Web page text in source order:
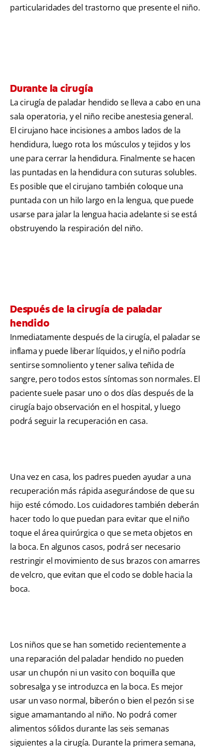
particularidades del trastorno que presente el niño.
Durante la cirugía
La cirugía de paladar hendido se lleva a cabo en una
sala operatoria, y el niño recibe anestesia general.
El cirujano hace incisiones a ambos lados de la
hendidura, luego rota los músculos y tejidos y los
une para cerrar la hendidura. Finalmente se hacen
las puntadas en la hendidura con suturas solubles.
Es posible que el cirujano también coloque una
puntada con un hilo largo en la lengua, que puede
usarse para jalar la lengua hacia adelante si se está
obstruyendo la respiración del niño.
Después de la cirugía de paladar
hendido
Inmediatamente después de la cirugía, el paladar se
inflama y puede liberar líquidos, y el niño podría
sentirse somnoliento y tener saliva teñida de
sangre, pero todos estos síntomas son normales. El
paciente suele pasar uno o dos días después de la
cirugía bajo observación en el hospital, y luego
podrá seguir la recuperación en casa.
Una vez en casa, los padres pueden ayudar a una
recuperación más rápida asegurándose de que su
hijo esté cómodo. Los cuidadores también deberán
hacer todo lo que puedan para evitar que el niño
toque el área quirúrgica o que se meta objetos en
la boca. En algunos casos, podrá ser necesario
restringir el movimiento de sus brazos con amarres
de velcro, que evitan que el codo se doble hacia la
boca.
Los niños que se han sometido recientemente a
una reparación del paladar hendido no pueden
usar un chupón ni un vasito con boquilla que
sobresalga y se introduzca en la boca. Es mejor
usar un vaso normal, biberón o bien el pezón si se
sigue amamantando al niño. No podrá comer
alimentos sólidos durante las seis semanas
siguientes a la cirugía. Durante la primera semana,